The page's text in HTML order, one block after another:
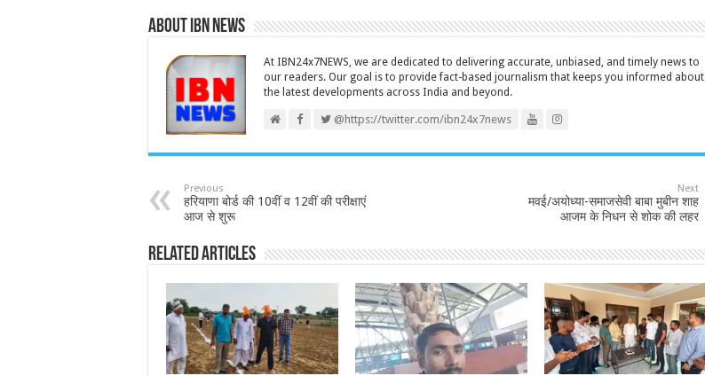
About IBN NEWS
At IBN24x7NEWS, we are dedicated to delivering accurate, unbiased, and timely news to
our readers. Our goal is to provide fact-based journalism that keeps you informed about
the latest developments across India and beyond.
@https://twitter.com/ibn24x7news
Previous
हरियाणा बोर्ड की 10वीं व 12वीं की परीक्षाएं
आज से शुरू
Next
मवई/अयोध्या-समाजसेवी बाबा मुबीन शाह
आजम के निधन से शोक की लहर
Related Articles